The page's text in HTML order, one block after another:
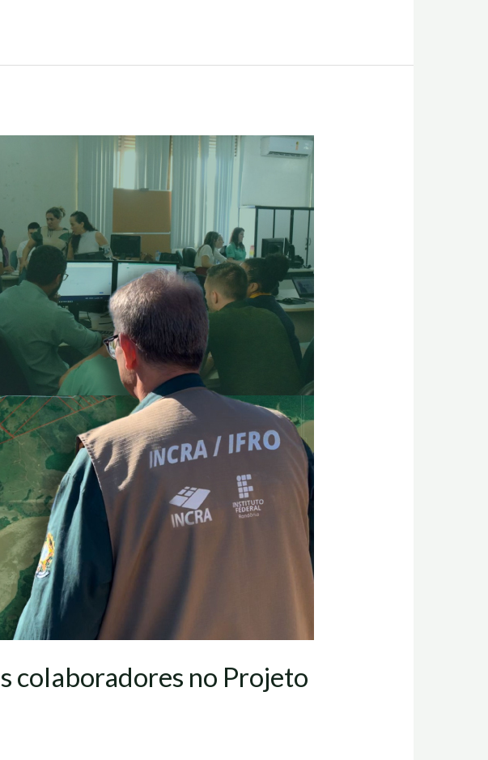
colaboradores no Projeto